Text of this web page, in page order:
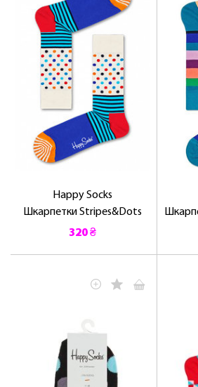
Happy Socks
Шкарпетки Stripes&Dots
320 ₴
ЛАСКАВО
NOSOVSKI.COM!
ПРИВІТНИЙ БОНУС -
ПЕРШЕ